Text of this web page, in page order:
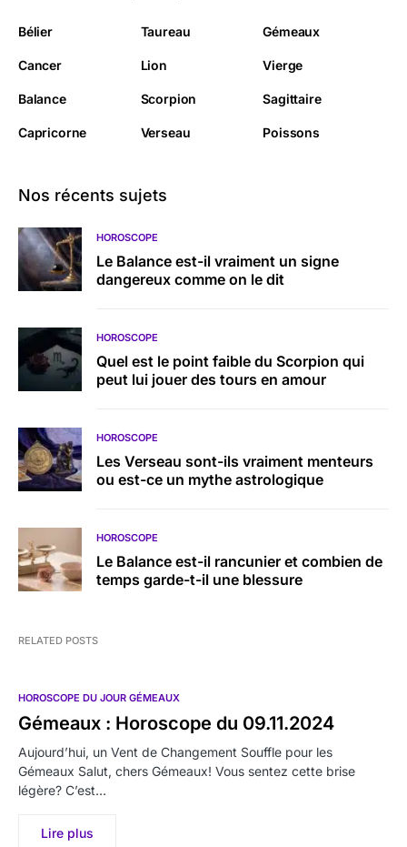
Bélier Taureau Gémeaux
Cancer Lion Vierge
Balance Scorpion Sagittaire
Capricorne Verseau Poissons
Nos récents sujets
HOROSCOPE
Le Balance est-il vraiment un signe
dangereux comme on le dit
HOROSCOPE
Quel est le point faible du Scorpion qui
peut lui jouer des tours en amour
HOROSCOPE
Les Verseau sont-ils vraiment menteurs
ou est-ce un mythe astrologique
HOROSCOPE
Le Balance est-il rancunier et combien de
temps garde-t-il une blessure
RELATED POSTS
HOROSCOPE DU JOUR GÉMEAUX
Gémeaux : Horoscope du 09.11.2024
Aujourd’hui, un Vent de Changement Souffle pour les
Gémeaux Salut, chers Gémeaux! Vous sentez cette brise
légère? C’est…
Lire plus